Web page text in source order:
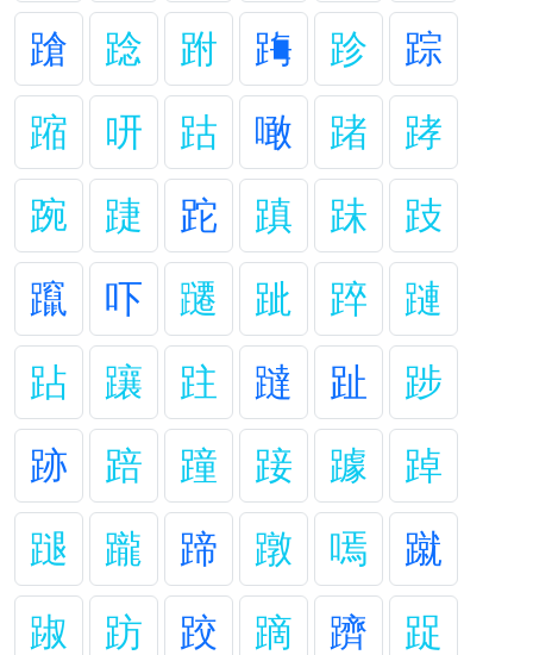
蹌
踗 跗 踇 跈
踪
蹜
咞 跍 噉 踷
踍
踠
踕 跎 蹎 跊
跂
躥
吓 躚 跐 踤
蹥
跕
躟 跓 躂 趾
踄
跡
踣 蹱 踥 躆
踔
蹆
躘 蹄 蹾 嘕
蹴
踧
趽 跤 蹢 躋
踀